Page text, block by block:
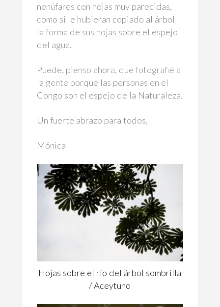
nenúfares con hojas muy parecidas,
como si le hubieran copiado al árbol
la forma de sus hojas sobre el espejo
del agua.
Puede, pienso ahora, que fotografié a
la gente porque las personas en el
Congo son el espejo de la Naturaleza.
Un fuerte abrazo para todos,
Mónica
Hojas sobre el río del árbol sombrilla
/ Aceytuno